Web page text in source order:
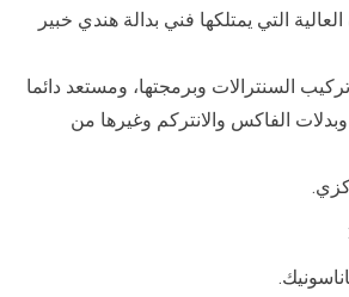
التي يمتلكها فني بدالة هندي خبير
السنترالات وبرمجتها، ومستعد دائما
الفاكس والانتركم وغيرها من